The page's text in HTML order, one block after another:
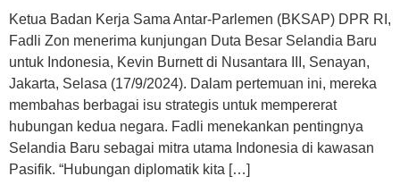
Ketua Badan Kerja Sama Antar-Parlemen (BKSAP) DPR RI,
Fadli Zon menerima kunjungan Duta Besar Selandia Baru
untuk Indonesia, Kevin Burnett di Nusantara III, Senayan,
Jakarta, Selasa (17/9/2024). Dalam pertemuan ini, mereka
membahas berbagai isu strategis untuk mempererat
hubungan kedua negara. Fadli menekankan pentingnya
Selandia Baru sebagai mitra utama Indonesia di kawasan
Pasifik. “Hubungan diplomatik kita […]